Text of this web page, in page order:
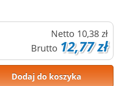
Netto 10,38 zł
Brutto 12,77 zł
Dodaj do koszyka